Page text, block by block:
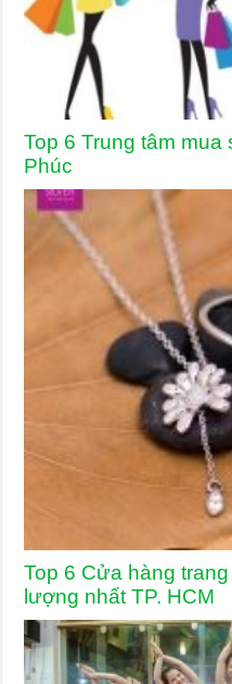
Top 6 Trung tâm
Phúc
Top 6 Cửa hàng
lượng nhất TP. HCM